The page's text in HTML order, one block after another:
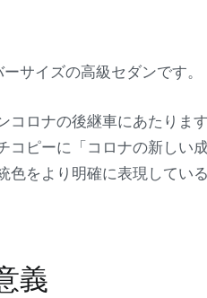
サイズの高級セダンです。
コロナの後継車にあたり
コピーに「コロナの新しい
色をより明確に表現してい
義